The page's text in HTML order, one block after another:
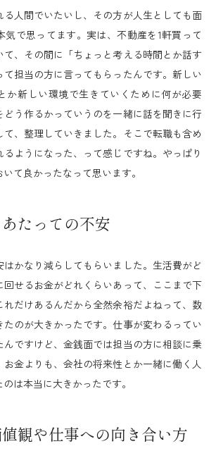
る人間でいたいし、その方が人生としても面
気で思ってます。実は、不動産を1軒買って
、その間に「ちょっと考える時間とか話す
担当の方に言ってもらったんです。新しい
か新しい環境で生きていくために何が必要
う作るかっていうのを一緒に話を聞きに行
て、整理していきました。そこで転職も含め
ようになった、って感じですね。やっぱり
て良かったなって思います。
たっての不安
かなり減らしてもらいました。生活費がど
回せるお金がどれくらいあって、ここまで下
れだけあるんだから全然余裕だよねって、数
のが大きかったです。仕事が変わるってい
んですけど、金銭面では担当の方に相談に乗
お金よりも、会社の将来性とか一緒に働く人
は本当に大きかったです。
観や仕事への向き合い方